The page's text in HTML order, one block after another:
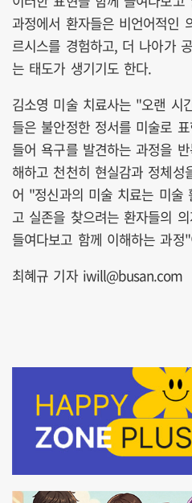
과정에서 환자들은 비언어적인
르시스를 경험하고, 더 나아가
는 태도가 생기기도 한다.
김소영 미술 치료사는 "오랜 시
들은 불안정한 정서를 미술로
들어 욕구를 발견하는 과정을
해하고 천천히 현실감과 정체
어 "정신과의 미술 치료는 미술
고 실존을 찾으려는 환자들의
들여다보고 함께 이해하는 과정
최혜규 기자 iwill@busan.com